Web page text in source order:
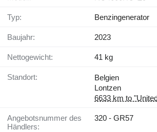
Typ: Benzingenerator
Baujahr: 2023
Nettogewicht: 41 kg
Standort:
Belgien
Lontzen
6633 km to
Angebotsnummer des
Händlers:
320 - GR57